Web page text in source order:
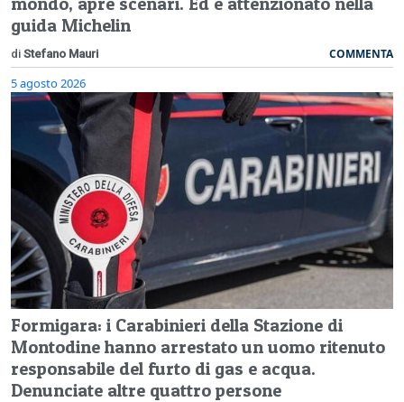
guida Michelin
di Stefano Mauri COMMENTA
5 agosto 2026
Formigara: i Carabinieri della Stazione di
Montodine hanno arrestato un uomo ritenuto
responsabile del furto di gas e acqua.
Denunciate altre quattro persone